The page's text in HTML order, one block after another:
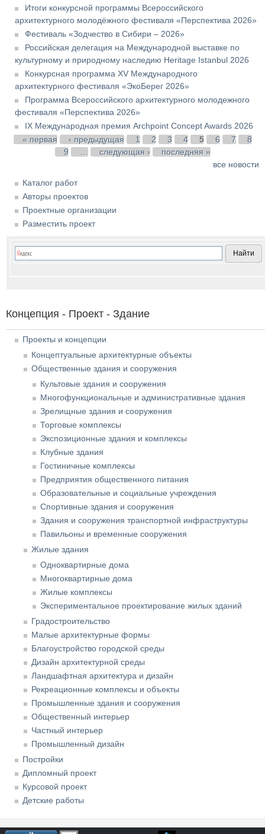
Итоги конкурсной программы Всероссийского
архитектурного молодёжного фестиваля «Перспектива 2026»
Фестиваль «Зодчество в Сибири – 2026»
Российская делегация на Международной выставке по
культурному и природному наследию Heritage Istanbul 2026
Конкурсная программа XV Международного
архитектурного фестиваля «ЭкоБерег 2026»
Программа Всероссийского архитектурного молодежного
фестиваля «Перспектива 2026»
IX Международная премия Archpoint Concept Awards 2026
Страницы
« первая ‹ предыдущая 1 2 3 4 5 6 7
8
9
следующая ›
последняя »
все новости
Каталог работ
Авторы проектов
Проектные организации
Разместить проект
Концепция - Проект - Здание
Проекты и концепции
Концептуальные архитектурные объекты
Общественные здания и сооружения
Культовые здания и сооружения
Многофункциональные и административные здания
Зрелищные здания и сооружения
Торговые комплексы
Экспозиционные здания и комплексы
Клубные здания
Гостиничные комплексы
Предприятия общественного питания
Образовательные и социальные учреждения
Спортивные здания и сооружения
Здания и сооружения транспортной инфраструктуры
Павильоны и временные сооружения
Жилые здания
Одноквартирные дома
Многоквартирные дома
Жилые комплексы
Экспериментальное проектирование жилых зданий
Градостроительство
Малые архитектурные формы
Благоустройство городской среды
Дизайн архитектурной среды
Ландшафтная архитектура и дизайн
Рекреационные комплексы и объекты
Промышленные здания и сооружения
Общественный интерьер
Частный интерьер
Промышленный дизайн
Постройки
Дипломный проект
Курсовой проект
Детские работы